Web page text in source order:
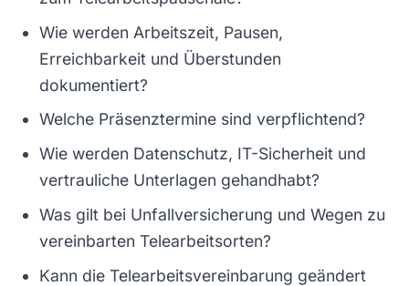
Wie werden Arbeitszeit, Pausen,
Erreichbarkeit und Überstunden
dokumentiert?
Welche Präsenztermine sind verpflichtend?
Wie werden Datenschutz, IT-Sicherheit und
vertrauliche Unterlagen gehandhabt?
Was gilt bei Unfallversicherung und Wegen zu
vereinbarten Telearbeitsorten?
Kann die Telearbeitsvereinbarung geändert